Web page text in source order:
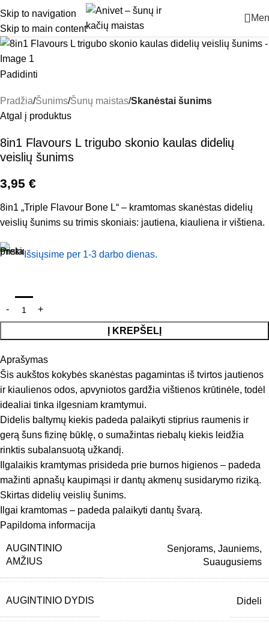
Skip to navigation
Skip to main content
Padidinti
Pradžia Šunims Šunų maistas Skanėstai šunims
Atgal į produktus
8in1 Flavours L trigubo skonio kaulas didelių
veislių šunims
3,95 €
8in1 „Triple Flavour Bone L“ – kramtomas skanėstas didelių
veislių šunims su trimis skoniais: jautiena, kiauliena ir vištiena.
Išsiųsime per 1-3 darbo dienas.
Į KREPŠELĮ
Aprašymas
Šis aukštos kokybės skanėstas pagamintas iš tvirtos jautienos
ir kiaulienos odos, apvyniotos gardžia vištienos krūtinėle, todėl
idealiai tinka ilgesniam kramtymui.
Didelis baltymų kiekis padeda palaikyti stiprius raumenis ir
gerą šuns fizinę būklę, o sumažintas riebalų kiekis leidžia
rinktis subalansuotą užkandį.
Ilgalaikis kramtymas prisideda prie burnos higienos – padeda
mažinti apnašų kaupimąsi ir dantų akmenų susidarymo riziką.
Skirtas didelių veislių šunims.
Ilgai kramtomas – padeda palaikyti dantų švarą.
Daug baltymų, mažai riebalų.
Papildoma informacija
AUGINTINIO
AMŽIUS
Senjorams, Jauniems,
Suaugusiems
AUGINTINIO DYDIS Dideli